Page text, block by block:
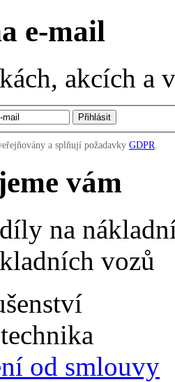
e-mail
akcích
a splňují požadavky GDPR.
vám
na
vozů
od smlouvy